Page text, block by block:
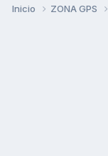
Inicio ZONA GPS